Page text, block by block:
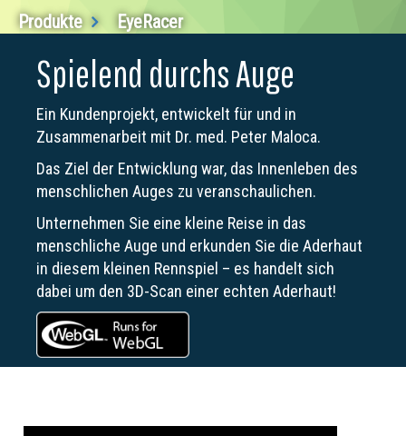
Produkte EyeRacer
Spielend durchs Auge
Ein Kundenprojekt, entwickelt für und in
Zusammenarbeit mit Dr. med. Peter Maloca.
Das Ziel der Entwicklung war, das Innenleben des
menschlichen Auges zu veranschaulichen.
Unternehmen Sie eine kleine Reise in das
menschliche Auge und erkunden Sie die Aderhaut
in diesem kleinen Rennspiel – es handelt sich
dabei um den 3D-Scan einer echten Aderhaut!